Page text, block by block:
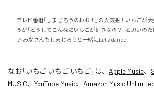
テレビ番組「しまじろうのわお！」の人気曲！いちごが
うが「どうしてこんなにいちごが好きなの？」と思いの
♪ みなさんもしまじろうと一緒にLet's dance!
なお「いちご いちご いちご」は、 Apple Music、
MUSIC、 YouTube Music、 Amazon Music Unlimited